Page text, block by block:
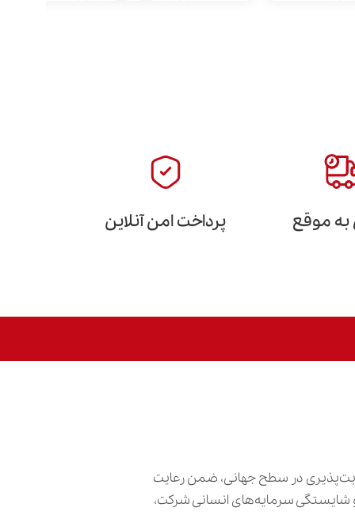
به موقع پرداخت امن آنلاین
در سطح جهانی، ضمن رعایت
و شایستگی سرمایه‌های انسانی شرکت،